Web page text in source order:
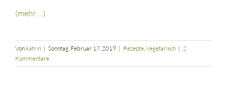
(mehr …)
Von katrin | Sonntag, Februar 17, 2019 | Rezepte,Vegetarisch | 2
Kommentare